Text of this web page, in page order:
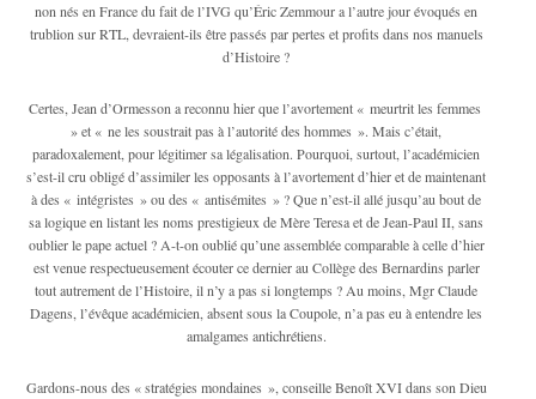
non nés en France du fait de l’IVG qu’Éric Zemmour a l’autre jour évoqués en
trublion sur RTL, devraient-ils être passés par pertes et profits dans nos manuels
d’Histoire ?
Certes, Jean d’Ormesson a reconnu hier que l’avortement « meurtrit les femmes
» et « ne les soustrait pas à l’autorité des hommes ». Mais c’était,
paradoxalement, pour légitimer sa légalisation. Pourquoi, surtout, l’académicien
s’est-il cru obligé d’assimiler les opposants à l’avortement d’hier et de maintenant
à des « intégristes » ou des « antisémites » ? Que n’est-il allé jusqu’au bout de
sa logique en listant les noms prestigieux de Mère Teresa et de Jean-Paul II, sans
oublier le pape actuel ? A-t-on oublié qu’une assemblée comparable à celle d’hier
est venue respectueusement écouter ce dernier au Collège des Bernardins parler
tout autrement de l’Histoire, il n’y a pas si longtemps ? Au moins, Mgr Claude
Dagens, l’évêque académicien, absent sous la Coupole, n’a pas eu à entendre les
amalgames antichrétiens.
Gar­dons-nous des « stratégies mon­­daines », conseille Benoît XVI dans son Dieu